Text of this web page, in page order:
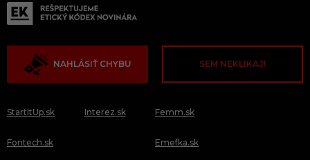
NAHLÁSIŤ CHYBU SEM NEKLIKAJ!
StartItUp.sk
Fontech.sk
Interez.sk Femm.sk
Emefka.sk